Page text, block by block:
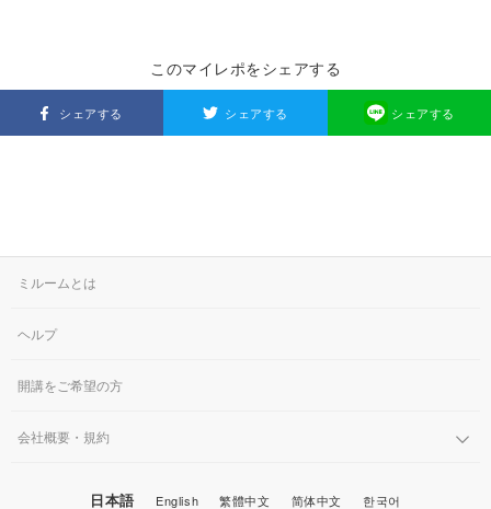
このマイレポをシェアする
シェアする シェアする シェアする
ミルームとは
ヘルプ
開講をご希望の方
会社概要・規約
日本語 English 繁體中文 简体中文 한국어